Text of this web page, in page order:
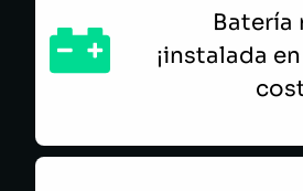
Batería
¡instalada